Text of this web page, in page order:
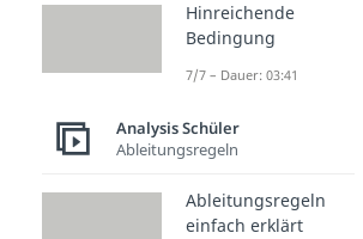
Jetzt neu: Teste
Wissen mit
kostenlosen
Aufgaben
Hinreichende
Bedingung
7/7 – Dauer: 03:41
Analysis Schüler
Ableitungsregeln
Ableitungsregeln
einfach erklärt